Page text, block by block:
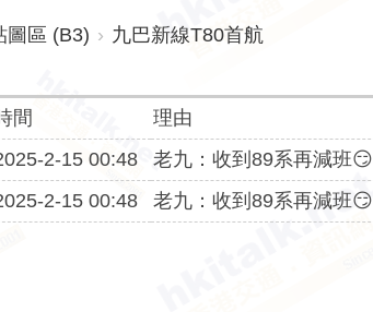
圖區 (B3) › 九巴新線T80首航
間
理由
2-15 00:48
老九：收到89系再減班😏
2-15 00:48 老九：收到89系再減班😏